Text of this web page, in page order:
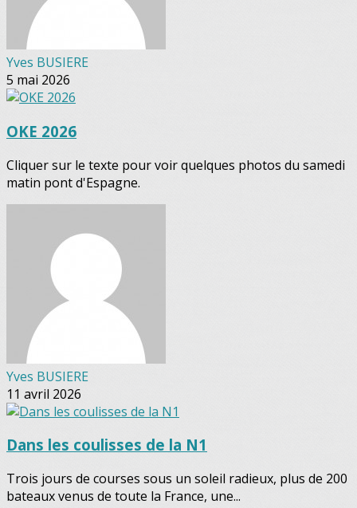
Yves BUSIERE
5 mai 2026
OKE 2026
Cliquer sur le texte pour voir quelques photos du samedi
matin pont d'Espagne.
Yves BUSIERE
11 avril 2026
Dans les coulisses de la N1
Trois jours de courses sous un soleil radieux, plus de 200
bateaux venus de toute la France, une...